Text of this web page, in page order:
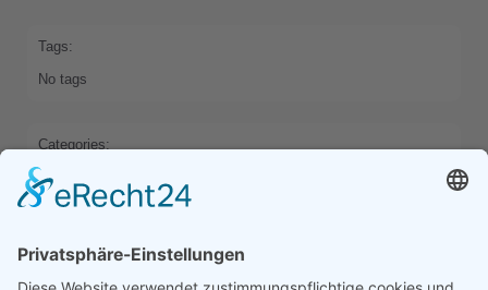
Tags:
No tags
Categories:
HOME
Previous